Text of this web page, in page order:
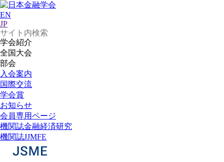
EN
JP
学会紹介
全国大会
部会
入会案内
国際交流
学会賞
お知らせ
会員専用ページ
機関誌金融経済研究
機関誌JJMFE